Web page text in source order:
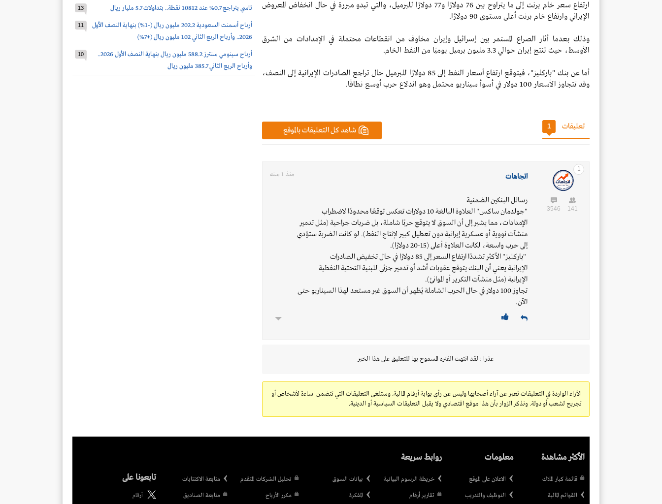
ارتفاع سعر خام برنت إلى ما يتراوح بين 76 دولارًا و77 دولارًا للبرميل، والتي تبدو مبررة في حال انخفاض المعروض
الإيراني وارتفاع خام برنت أعلى مستوى 90 دولارًا.
وذلك بعدما أثار الصراع المستمر بين إسرائيل وإيران مخاوف من انقطاعات محتملة في الإمدادات من الشرق
الأوسط، حيث تنتج إيران حوالي 3.3 مليون برميل يوميًا من النفط الخام.
أما عن بنك "باركليز"، فيتوقع ارتفاع أسعار النفط إلى 85 دولارًا للبرميل حال تراجع الصادرات الإيرانية إلى النصف،
وقد تتجاوز الأسعار 100 دولار في أسوأ سيناريو محتمل وهو اندلاع حرب أوسع نطاقًا.
شاهد كل التعليقات بالموقع تعليقات 1
1
141
3546
اتجاهات منذ 1 سنه
رسائل البنكين الضمنية
"جولدمان ساكس" العلاوة البالغة 10 دولارات تعكس توقعًا محدودًا لاضطراب
الإمدادات، مما يشير إلى أن السوق لا يتوقع حربًا شاملة، بل ضربات جراحية (مثل تدمير
منشآت نووية أو عسكرية إيرانية دون تعطيل كبير لإنتاج النفط). لو كانت الضربة ستؤدي
إلى حرب واسعة، لكانت العلاوة أعلى (15-20 دولارًا).
"باركليز" الأكثر تشددًا ارتفاع السعر إلى 85 دولارًا في حال تخفيض الصادرات
الإيرانية يعني أن البنك يتوقع عقوبات أشد أو تدمير جزئي للبنية التحتية النفطية
الإيرانية (مثل منشآت التكرير أو الموانئ).
تجاوز 100 دولار في حال الحرب الشاملة يُظهر أن السوق غير مستعد لهذا السيناريو حتى
الآن.
عذرا : لقد انتهت الفتره المسموح بها للتعليق على هذا الخبر
الآراء الواردة في التعليقات تعبر عن آراء أصحابها وليس عن رأي بوابة أرقام المالية. وستلغى التعليقات التي تتضمن اساءة لأشخاص أو
تجريح لشعب أو دولة. ونذكر الزوار بأن هذا موقع اقتصادي ولا يقبل التعليقات السياسية أو الدينية.
تاسي يتراجع 0.7% عند 10812 نقطة.. بتداولات 5.7 مليار ريال 13
أرباح أسمنت السعودية 202.2 مليون ريال (-1%) بنهاية النصف الأول
2026.. وأرباح الربع الثاني 102 مليون ريال (+7%)
11
أرباح سينومي سنترز 588.2 مليون ريال بنهاية النصف الأول 2026..
وأرباح الربع الثاني 385.7 مليون ريال
10
الأكثر مشاهدة
قائمة كبار الملاك
القوائم المالية
معلومات
الاعلان على الموقع
التوظيف والتدريب
روابط سريعة
خريطة الرسوم البيانية
تقارير أرقام
بيانات السوق
المفكرة
تحليل الشركات المتقدم
مكرر الأرباح
متابعة الاكتتابات
متابعة الصناديق
تابعونا على
أرقام